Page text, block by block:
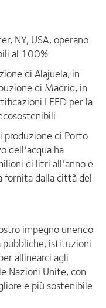
NY, USA, operano
al 100%
di Alajuela, in
di Madrid, in
LEED per la
produzione di Porto
dell’acqua ha
di litri all’anno e
fornita dalla città del
impegno unendo
istituzioni
allinearci agli
Nazioni Unite, con
e più sostenibile